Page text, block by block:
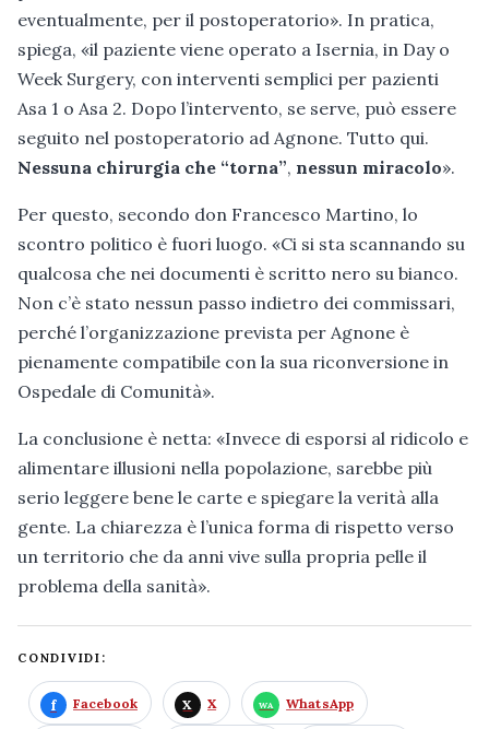
eventualmente, per il post­operatorio». In pratica,
spiega, «il paziente viene operato a Isernia, in Day o
Week Surgery, con interventi semplici per pazienti
Asa 1 o Asa 2. Dopo l’intervento, se serve, può essere
seguito nel post­operatorio ad Agnone. Tutto qui.
Nessuna chirurgia che “torna”, nessun miracolo».
Per questo, secondo don Francesco Martino, lo
scontro politico è fuori luogo. «Ci si sta scannando su
qualcosa che nei documenti è scritto nero su bianco.
Non c’è stato nessun passo indietro dei commissari,
perché l’organizzazione prevista per Agnone è
pienamente compatibile con la sua riconversione in
Ospedale di Comunità».
La conclusione è netta: «Invece di esporsi al ridicolo e
alimentare illusioni nella popolazione, sarebbe più
serio leggere bene le carte e spiegare la verità alla
gente. La chiarezza è l’unica forma di rispetto verso
un territorio che da anni vive sulla propria pelle il
problema della sanità».
CONDIVIDI:
Facebook X WhatsApp